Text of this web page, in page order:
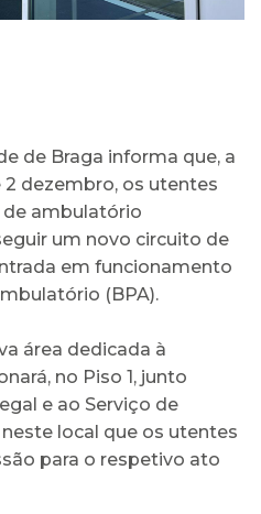
de Braga informa que, a
dezembro, os utentes
de ambulatório
um novo circuito de
em funcionamento
(BPA).
área dedicada à
no Piso 1, junto
e ao Serviço de
local que os utentes
para o respetivo ato